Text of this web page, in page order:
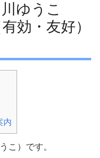
ゆうこ
効・友好）
内
こ）です。